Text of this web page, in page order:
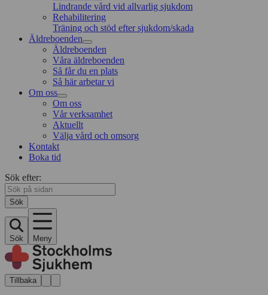
Lindrande vård vid allvarlig sjukdom
Rehabilitering
Träning och stöd efter sjukdom/skada
Äldreboenden
Äldreboenden
Våra äldreboenden
Så får du en plats
Så här arbetar vi
Om oss
Om oss
Vår verksamhet
Aktuellt
Välja vård och omsorg
Kontakt
Boka tid
Sök efter:
Sök
Sök Meny
Tillbaka